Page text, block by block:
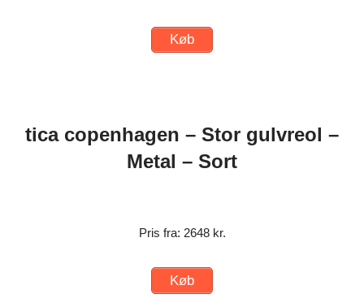
Køb
tica copenhagen – Stor gulvreol –
Metal – Sort
Pris fra: 2648 kr.
Køb